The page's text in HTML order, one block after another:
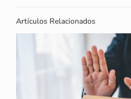
Artículos Relacionados